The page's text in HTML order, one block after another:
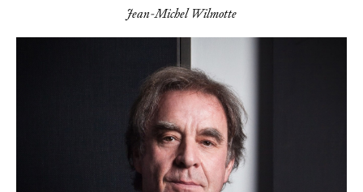
Jean-Michel Wilmotte